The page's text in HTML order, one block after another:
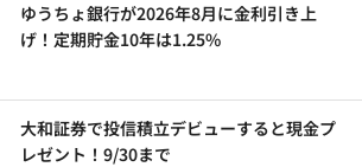
ゆうちょ銀行が2026年8月に金利引き上
げ！定期貯金10年は1.25%
大和証券で投信積立デビューすると現金プ
レゼント！9/30まで